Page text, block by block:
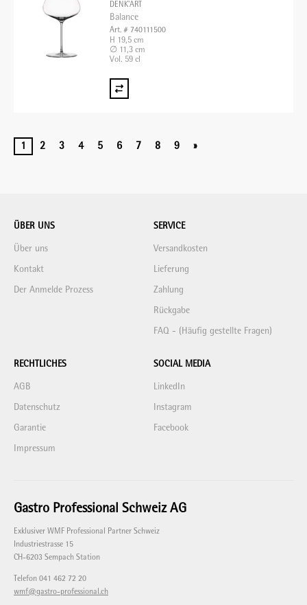
DENK'ART
Balance
Art. # 740111500
H 19,5 cm
∅ 11,3 cm
Vol. 59 cl
1 2 3 4 5 6 7 8 9 »
ÜBER UNS
Über uns
Kontakt
Der Anmelde Prozess
SERVICE
Versandkosten
Lieferung
Zahlung
Rückgabe
FAQ - (Häufig gestellte Fragen)
RECHTLICHES
AGB
Datenschutz
Garantie
Impressum
SOCIAL MEDIA
LinkedIn
Instagram
Facebook
Gastro Professional Schweiz AG
Exklusiver WMF Professional Partner Schweiz
Industriestrasse 15
CH-6203 Sempach Station
Telefon 041 462 72 20
wmf@gastro-professional.ch